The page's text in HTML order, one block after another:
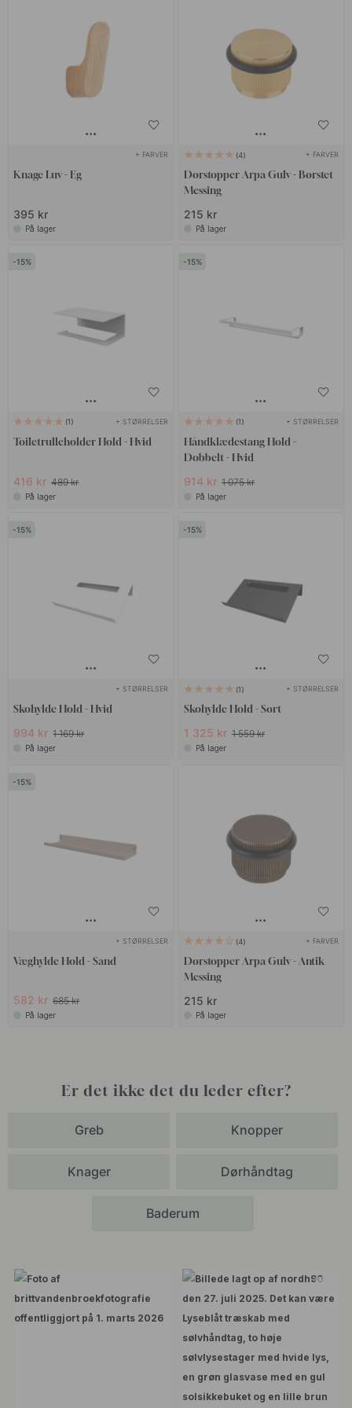
+ FARVER
Knage Luv - Eg
395 kr
På lager
4 + FARVER
Dørstopper Arpa Gulv - Børstet
Messing
215 kr
På lager
15
1 + STØRRELSER
Toiletrulleholder Hold - Hvid
416 kr 489 kr
På lager
15
1 + STØRRELSER
Håndklædestang Hold -
Dobbelt - Hvid
914 kr 1 075 kr
På lager
15
+ STØRRELSER
Skohylde Hold - Hvid
994 kr 1 169 kr
På lager
15
1 + STØRRELSER
Skohylde Hold - Sort
1 325 kr 1 559 kr
På lager
15
+ STØRRELSER
Væghylde Hold - Sand
582 kr 685 kr
På lager
4 + FARVER
Dørstopper Arpa Gulv - Antik
Messing
215 kr
På lager
Er det ikke det du leder efter?
Greb Knopper
Knager Dørhåndtag
Baderum